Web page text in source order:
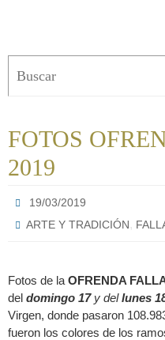
FOTOS
2019
19/03/2019
ARTE Y TRADICIÓN,
Fotos de la OFRENDA
del domingo 17y dellunes
Virgen, donde pasaron
fueron los colores de los